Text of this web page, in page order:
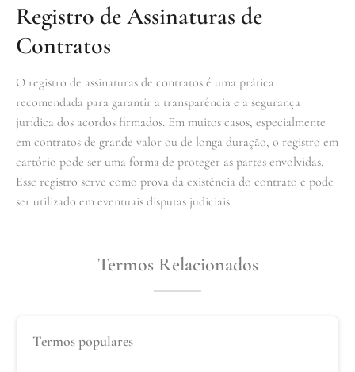
Registro de Assinaturas de
Contratos
O registro de assinaturas de contratos é uma prática
recomendada para garantir a transparência e a segurança
jurídica dos acordos firmados. Em muitos casos, especialmente
em contratos de grande valor ou de longa duração, o registro em
cartório pode ser uma forma de proteger as partes envolvidas.
Esse registro serve como prova da existência do contrato e pode
ser utilizado em eventuais disputas judiciais.
Termos Relacionados
Termos populares